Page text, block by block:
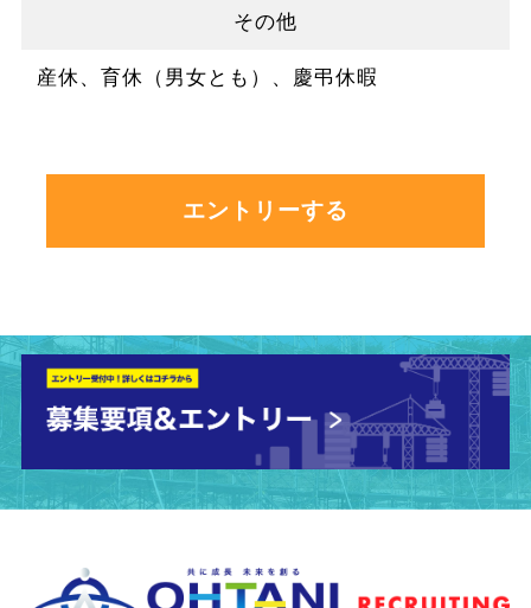
その他
産休、育休（男女とも）、慶弔休暇
エントリーする